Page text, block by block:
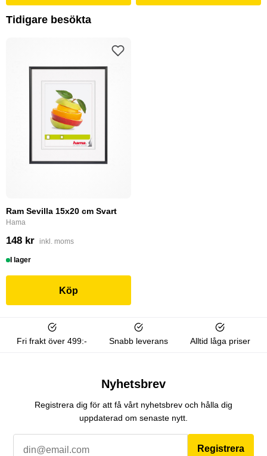
Tidigare besökta
Ram Sevilla 15x20 cm Svart
Hama
148 kr inkl. moms
I lager
Köp
Fri frakt över 499:- Snabb leverans Alltid låga priser
Nyhetsbrev
Registrera dig för att få vårt nyhetsbrev och hålla dig
uppdaterad om senaste nytt.
Registrera